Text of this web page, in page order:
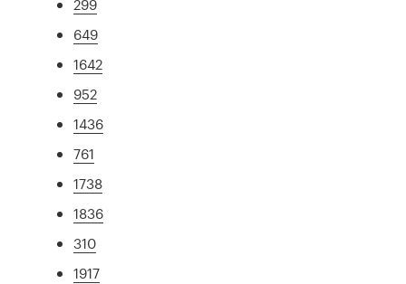
299
649
1642
952
1436
761
1738
1836
310
1917